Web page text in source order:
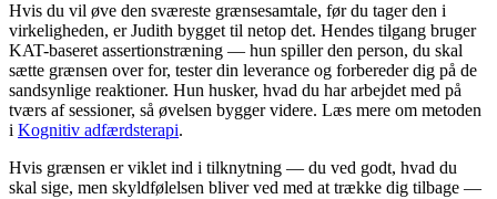
Hvis du vil øve den sværeste grænsesamtale, før du tager den i
virkeligheden, er Judith bygget til netop det. Hendes tilgang bruger
KAT-baseret assertionstræning — hun spiller den person, du skal
sætte grænsen over for, tester din leverance og forbereder dig på de
sandsynlige reaktioner. Hun husker, hvad du har arbejdet med på
tværs af sessioner, så øvelsen bygger videre. Læs mere om metoden
i Kognitiv adfærdsterapi.
Hvis grænsen er viklet ind i tilknytning — du ved godt, hvad du
skal sige, men skyldfølelsen bliver ved med at trække dig tilbage —